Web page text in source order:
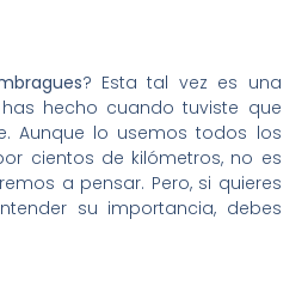
? Esta tal vez es una
hecho cuando tuviste que
Aunque lo usemos todos los
cientos de kilómetros, no es
a pensar. Pero, si quieres
su importancia, debes